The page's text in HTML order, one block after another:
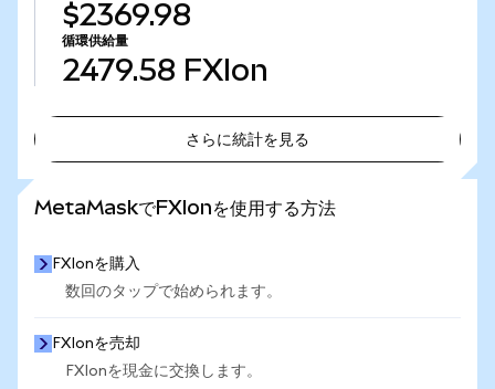
$2369.98
循環供給量
2479.58 FXIon
さらに統計を見る
MetaMaskでFXIonを使用する方法
FXIonを購入
数回のタップで始められます。
FXIonを売却
FXIonを現金に交換します。